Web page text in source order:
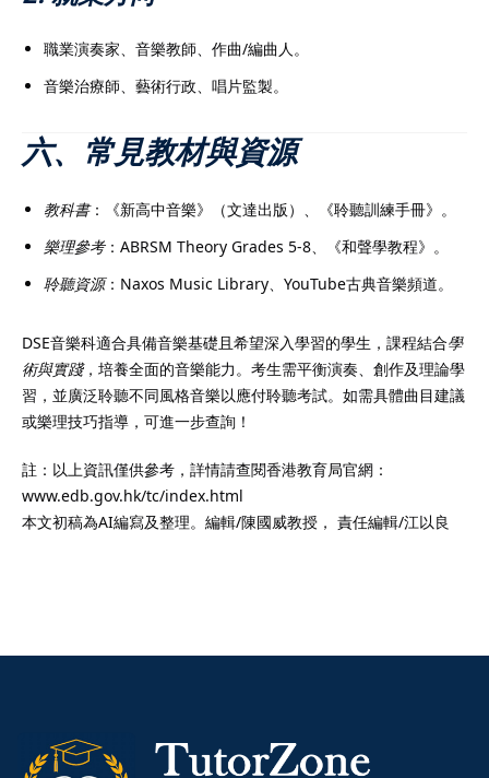
職業演奏家、音樂教師、作曲/編曲人。
音樂治療師、藝術行政、唱片監製。
六、常見教材與資源
教科書：《新高中音樂》（文達出版）、《聆聽訓練手冊》。
樂理參考：ABRSM Theory Grades 5-8、《和聲學教程》。
聆聽資源：Naxos Music Library、YouTube古典音樂頻道。
DSE音樂科適合具備音樂基礎且希望深入學習的學生，課程結合學
術與實踐，培養全面的音樂能力。考生需平衡演奏、創作及理論學
習，並廣泛聆聽不同風格音樂以應付聆聽考試。如需具體曲目建議
或樂理技巧指導，可進一步查詢！
註：以上資訊僅供參考，詳情請查閱香港教育局官網：
www.edb.gov.hk/tc/index.html
本文初稿為AI編寫及整理。編輯/陳國威教授， 責任編輯/江以良